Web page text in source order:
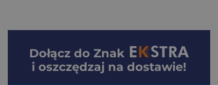
Dołącz do Znak
i oszczędzaj na dostawie!